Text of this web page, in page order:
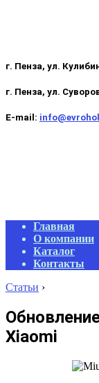
г. Пенза, ул.
г. Пенза, ул.
E-mail:
Primary
Navigation
Menu
Главная
О компании
Каталог
Контакты
Статьи ›
Xiaomi